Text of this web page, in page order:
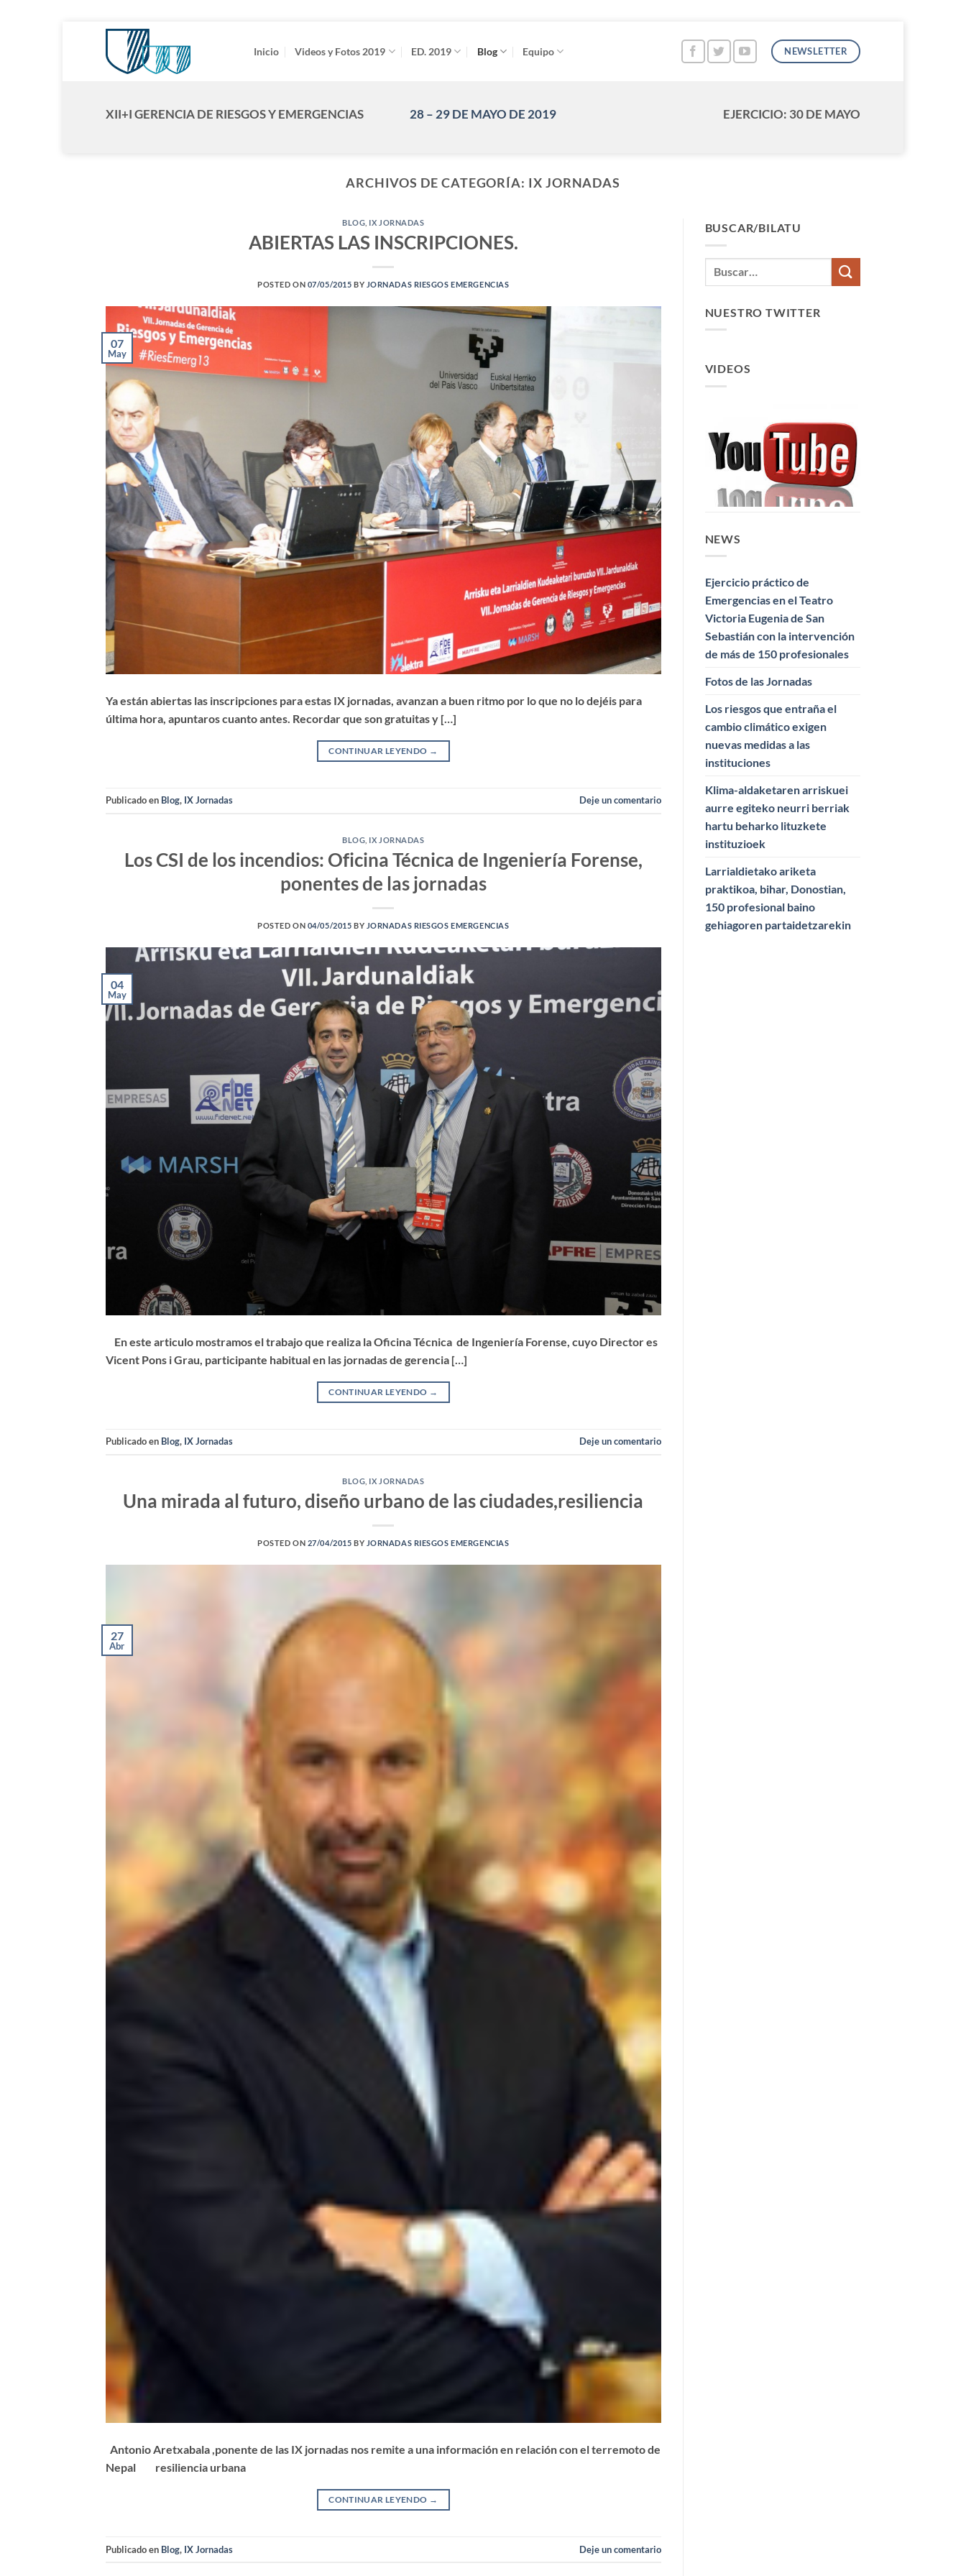
contenido
Inicio Videos y Fotos 2019 ED. 2019 Blog Equipo NEWSLETTER
XII+I GERENCIA DE RIESGOS Y EMERGENCIAS 28 – 29 DE MAYO DE 2019 EJERCICIO: 30 DE MAYO
ARCHIVOS DE CATEGORÍA: IX JORNADAS
BLOG IX JORNADAS
ABIERTAS LAS INSCRIPCIONES.
POSTED ON 07/05/2015 BY JORNADAS RIESGOS EMERGENCIAS
07
May
Ya están abiertas las inscripciones para estas IX jornadas, avanzan a buen ritmo por lo que no lo dejéis para
última hora, apuntaros cuanto antes. Recordar que son gratuitas y […]
CONTINUAR LEYENDO →
Publicado en Blog, IX Jornadas Deje un comentario
BLOG IX JORNADAS
Los CSI de los incendios: Oficina Técnica de Ingeniería Forense,
ponentes de las jornadas
POSTED ON 04/05/2015 BY JORNADAS RIESGOS EMERGENCIAS
04
May
En este articulo mostramos el trabajo que realiza la Oficina Técnica de Ingeniería Forense, cuyo Director es
Vicent Pons i Grau, participante habitual en las jornadas de gerencia […]
CONTINUAR LEYENDO →
Publicado en Blog, IX Jornadas Deje un comentario
BLOG IX JORNADAS
Una mirada al futuro, diseño urbano de las ciudades,resiliencia
POSTED ON 27/04/2015 BY JORNADAS RIESGOS EMERGENCIAS
27
Abr
Antonio Aretxabala ,ponente de las IX jornadas nos remite a una información en relación con el terremoto de
Nepal resiliencia urbana
CONTINUAR LEYENDO →
Publicado en Blog, IX Jornadas Deje un comentario
BUSCAR/BILATU
NUESTRO TWITTER
VIDEOS
NEWS
Ejercicio práctico de
Emergencias en el Teatro
Victoria Eugenia de San
Sebastián con la intervención
de más de 150 profesionales
Fotos de las Jornadas
Los riesgos que entraña el
cambio climático exigen
nuevas medidas a las
instituciones
Klima-aldaketaren arriskuei
aurre egiteko neurri berriak
hartu beharko lituzkete
instituzioek
Larrialdietako ariketa
praktikoa, bihar, Donostian,
150 profesional baino
gehiagoren partaidetzarekin